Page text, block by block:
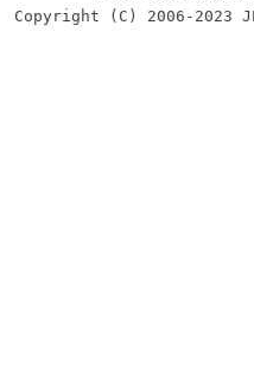
Copyright (C) 2006-2023